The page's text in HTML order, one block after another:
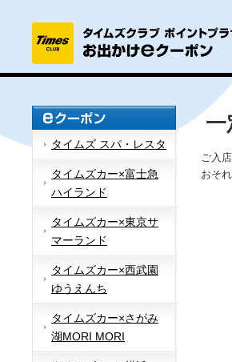
タイムズ スパ・レスタ
タイムズカー×富士急
ハイランド
タイムズカー×東京サ
マーランド
タイムズカー×西武園
ゆうえんち
タイムズカー×さがみ
湖MORI MORI
一
ご入
おそ